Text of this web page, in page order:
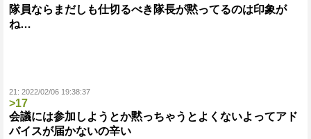
隊員ならまだしも仕切るべき隊長が黙ってるのは印象が
ね…
21: 2022/02/06 19:38:37
>17
会議には参加しようとか黙っちゃうとよくないよってアド
バイスが届かないの辛い